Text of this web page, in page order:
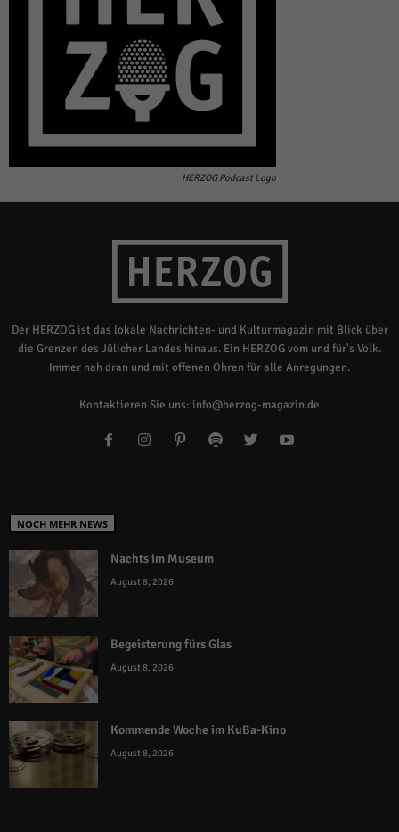
HERZOG Podcast Logo
Der HERZOG ist das lokale Nachrichten- und Kulturmagazin mit Blick über
die Grenzen des Jülicher Landes hinaus. Ein HERZOG vom und für's Volk.
Immer nah dran und mit offenen Ohren für alle Anregungen.
Kontaktieren Sie uns: info@herzog-magazin.de
NOCH MEHR NEWS
Nachts im Museum
August 8, 2026
Begeisterung fürs Glas
August 8, 2026
Kommende Woche im KuBa-Kino
August 8, 2026